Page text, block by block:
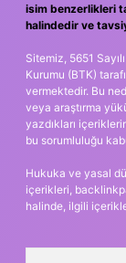
isim benzerlikleri
halindedir ve
Sitemiz, 5651
Kurumu (BTK)
vermektedir. Bu
veya araştırma
yazdıkları
bu sorumluluğu
Hukuka ve yasal
içerikleri,
halinde, ilgili